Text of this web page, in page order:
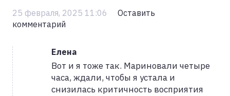
25 февраля, 2025 11:06
Оставить
комментарий
Елена
Вот и я тоже так. Мариновали четыре
часа, ждали, чтобы я устала и
снизилась критичность восприятия